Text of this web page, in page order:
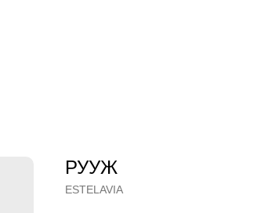
РУУЖ
ESTELAVIA